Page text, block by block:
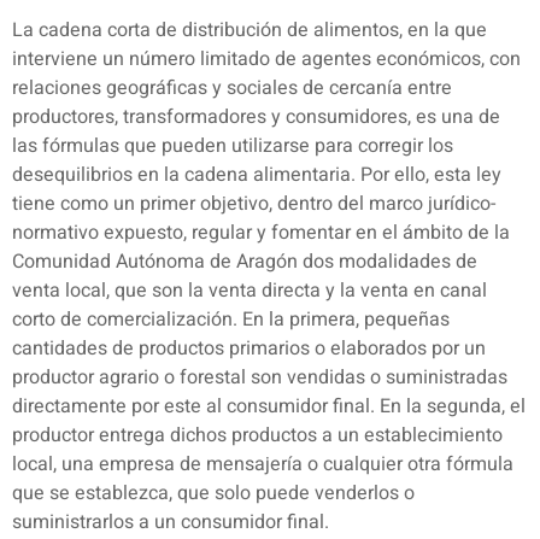
La cadena corta de distribución de alimentos, en la que
interviene un número limitado de agentes económicos, con
relaciones geográficas y sociales de cercanía entre
productores, transformadores y consumidores, es una de
las fórmulas que pueden utilizarse para corregir los
desequilibrios en la cadena alimentaria. Por ello, esta ley
tiene como un primer objetivo, dentro del marco jurídico-
normativo expuesto, regular y fomentar en el ámbito de la
Comunidad Autónoma de Aragón dos modalidades de
venta local, que son la venta directa y la venta en canal
corto de comercialización. En la primera, pequeñas
cantidades de productos primarios o elaborados por un
productor agrario o forestal son vendidas o suministradas
directamente por este al consumidor final. En la segunda, el
productor entrega dichos productos a un establecimiento
local, una empresa de mensajería o cualquier otra fórmula
que se establezca, que solo puede venderlos o
suministrarlos a un consumidor final.